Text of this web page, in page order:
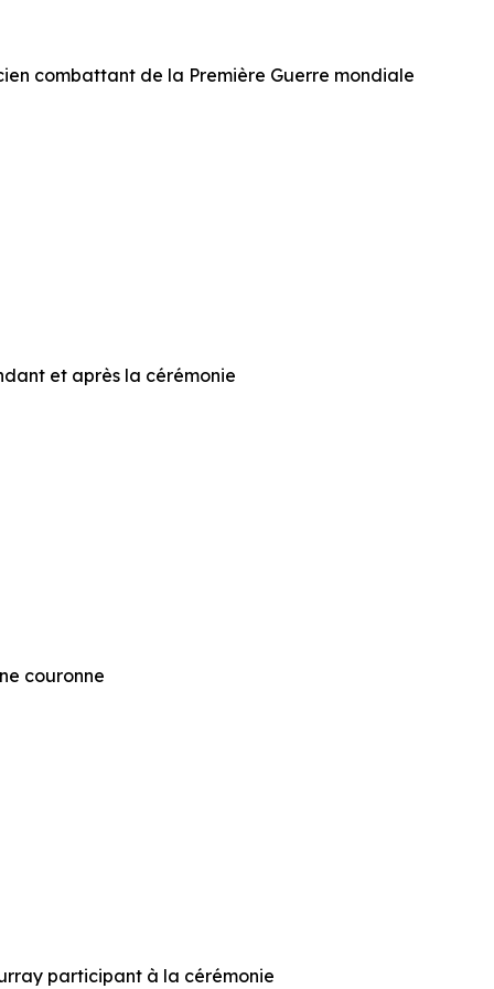
combattant de la Première Guerre mondiale
et après la cérémonie
couronne
participant à la cérémonie